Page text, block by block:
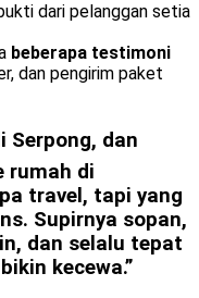
dari pelanggan setia
beberapa testimoni
dan pengirim paket
Serpong, dan
rumah di
travel, tapi yang
Supirnya sopan,
dan selalu tepat
kecewa.”